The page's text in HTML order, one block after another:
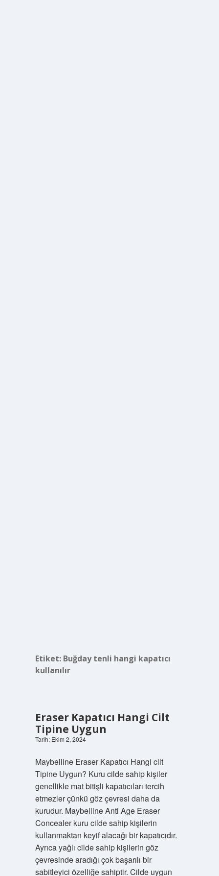
Etiket: Buğday tenli hangi kapatıcı
kullanılır
Eraser Kapatıcı Hangi Cilt
Tipine Uygun
Tarih: Ekim 2, 2024
Maybelline Eraser Kapatıcı Hangi cilt
Tipine Uygun? Kuru cilde sahip kişiler
genellikle mat bitişli kapatıcıları tercih
etmezler çünkü göz çevresi daha da
kurudur. Maybelline Anti Age Eraser
Concealer kuru cilde sahip kişilerin
kullanmaktan keyif alacağı bir kapatıcıdır.
Ayrıca yağlı cilde sahip kişilerin göz
çevresinde aradığı çok başarılı bir
sabitleyici özelliğe sahiptir. Cilde uygun